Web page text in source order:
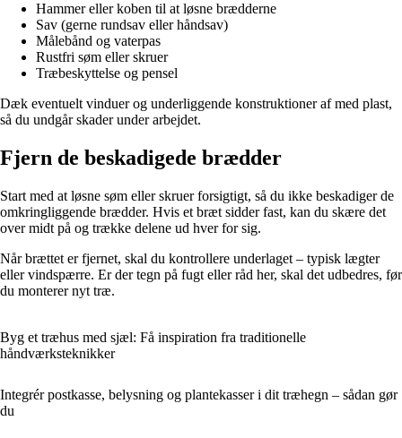
Hammer eller koben til at løsne brædderne
Sav (gerne rundsav eller håndsav)
Målebånd og vaterpas
Rustfri søm eller skruer
Træbeskyttelse og pensel
Dæk eventuelt vinduer og underliggende konstruktioner af med plast,
så du undgår skader under arbejdet.
Fjern de beskadigede brædder
Start med at løsne søm eller skruer forsigtigt, så du ikke beskadiger de
omkringliggende brædder. Hvis et bræt sidder fast, kan du skære det
over midt på og trække delene ud hver for sig.
Når brættet er fjernet, skal du kontrollere underlaget – typisk lægter
eller vindspærre. Er der tegn på fugt eller råd her, skal det udbedres, før
du monterer nyt træ.
Byg et træhus med sjæl: Få inspiration fra traditionelle
håndværksteknikker
Integrér postkasse, belysning og plantekasser i dit træhegn – sådan gør
du